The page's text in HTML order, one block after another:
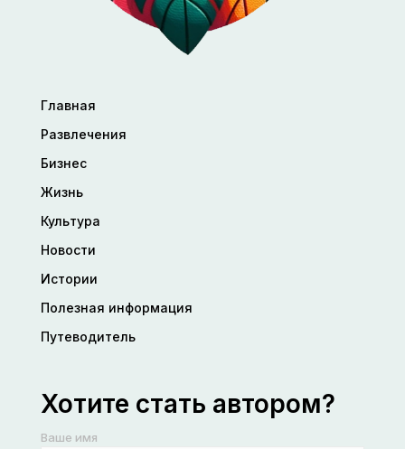
Главная
Развлечения
Бизнес
Жизнь
Культура
Новости
Истории
Полезная информация
Путеводитель
Хотите стать автором?
Ваше имя